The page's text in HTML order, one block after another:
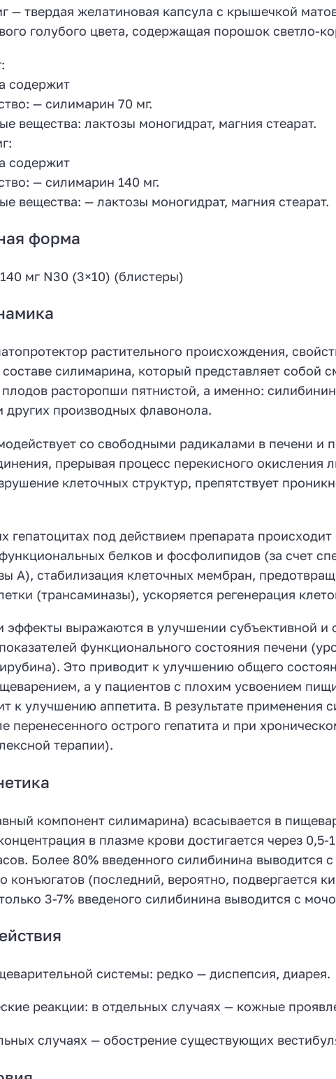
— твердая желатиновая капсула с крышечкой
голубого цвета, содержащая порошок светло-
содержит
— силимарин 70 мг.
вещества: лактозы моногидрат, магния стеарат.
содержит
— силимарин 140 мг.
вещества: — лактозы моногидрат, магния стеарат.
форма
мг N30 (3×10) (блистеры)
растительного происхождения,
силимарина, который представляет собой
расторопши пятнистой, а именно:
других производных флавонола.
со свободными радикалами в печени и
прерывая процесс перекисного окисления
клеточных структур, препятствует
гепатоцитах под действием препарата происходит
белков и фосфолипидов (за счет
А), стабилизация клеточных мембран,
(трансаминазы), ускоряется регенерация
эффекты выражаются в улучшении субъективной и
функционального состояния печени
Это приводит к улучшению общего
а у пациентов с плохим усвоением
к улучшению аппетита. В результате применения
перенесенного острого гепатита и при
терапии).
компонент силимарина) всасывается в
в плазме крови достигается через
Более 80% введенного силибинина выводится
конъюгатов (последний, вероятно, подвергается
3-7% введеного силибинина выводится с
системы: редко — диспепсия, диарея.
реакции: в отдельных случаях — кожные
случаях — обострение существующих